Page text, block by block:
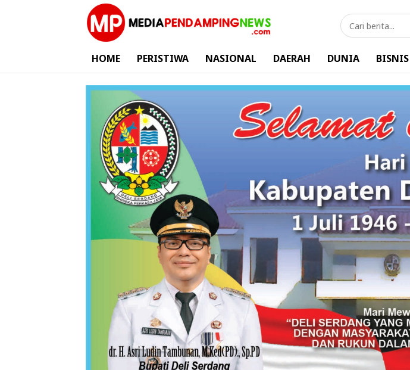
HOME PERISTIWA NASIONAL DAERAH DUNIA BISNIS